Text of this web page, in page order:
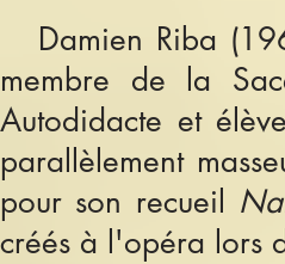
Damien Riba
membre de la
Autodidacte et
parallèlement
pour son recueil
créés à l'opéra lors